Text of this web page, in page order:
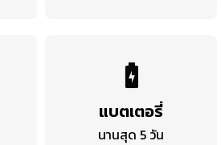
แบตเตอรี่
นานสุด 5 วัน